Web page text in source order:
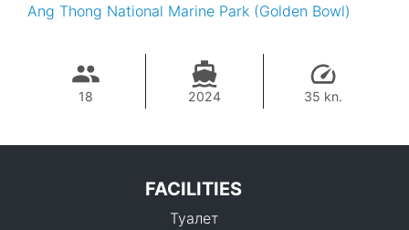
Ang Thong National Marine Park (Golden Bowl)
18 2024 35 kn.
FACILITIES
Туалет